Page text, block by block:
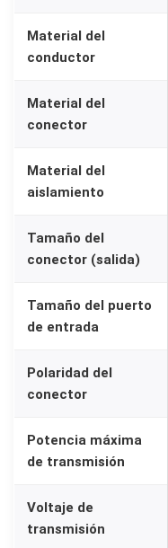
a
s
C
T
1
V
(
.
1
5
.
m
m
Material del
conductor
Material del
conector
Material del
aislamiento
Tamaño del
conector (salida)
Tamaño del puerto
de entrada
Polaridad del
conector
Potencia máxima
de transmisión
Voltaje de
transmisión